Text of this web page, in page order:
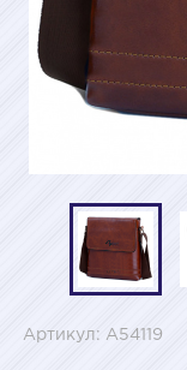
Артикул: A54119